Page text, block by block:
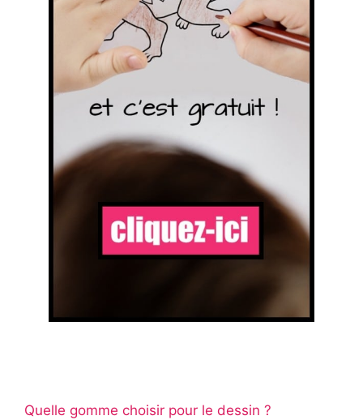
Quelle gomme choisir pour le dessin ?